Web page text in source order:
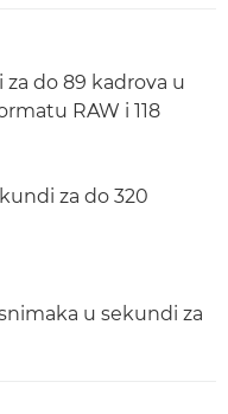
do 89 kadrova u
RAW i 118
za do 320
u sekundi za